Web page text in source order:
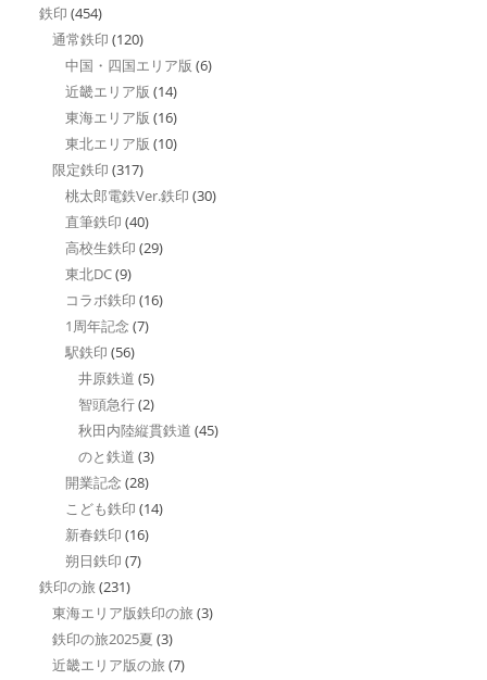
鉄印 (454)
通常鉄印 (120)
中国・四国エリア版 (6)
近畿エリア版 (14)
東海エリア版 (16)
東北エリア版 (10)
限定鉄印 (317)
桃太郎電鉄Ver.鉄印 (30)
直筆鉄印 (40)
高校生鉄印 (29)
東北DC(9)
コラボ鉄印 (16)
1周年記念 (7)
駅鉄印 (56)
井原鉄道 (5)
智頭急行(2)
秋田内陸縦貫鉄道 (45)
のと鉄道 (3)
開業記念 (28)
こども鉄印 (14)
新春鉄印 (16)
朔日鉄印 (7)
鉄印の旅 (231)
東海エリア版鉄印の旅 (3)
鉄印の旅2025夏 (3)
近畿エリア版の旅 (7)